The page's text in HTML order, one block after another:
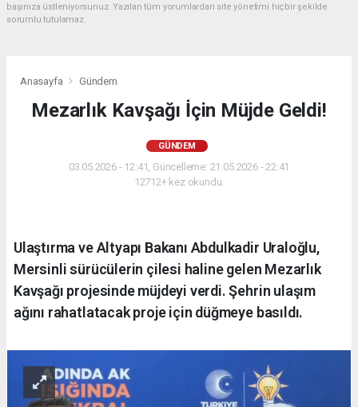
başınıza üstleniyorsunuz. Yazılan tüm yorumlardan site yönetimi hiçbir şekilde
sorumlu tutulamaz.
Anasayfa Gündem
Mezarlık Kavşağı İçin Müjde Geldi!
GÜNDEM
03.05.2026 - 12:41, Güncelleme: 21.05.2026 - 22:41
12712+ kez okundu.
Ulaştırma ve Altyapı Bakanı Abdulkadir Uraloğlu,
Mersinli sürücülerin çilesi haline gelen Mezarlık
Kavşağı projesinde müjdeyi verdi. Şehrin ulaşım
ağını rahatlatacak proje için düğmeye basıldı.